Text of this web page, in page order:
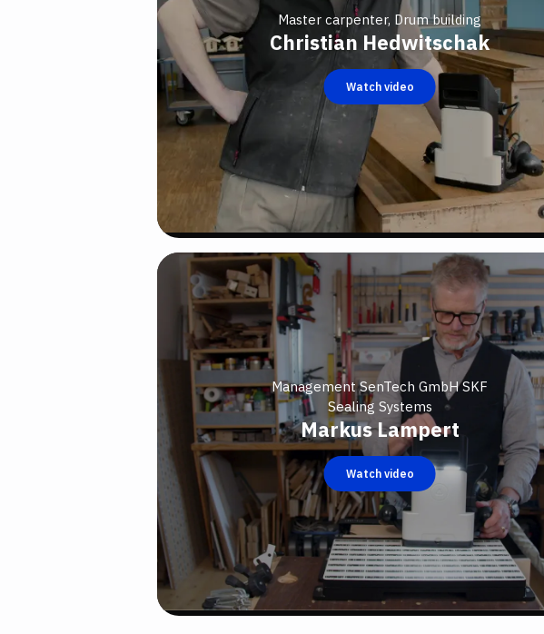
Management SenTech GmbH SKF
Sealing Systems
Markus Lampert
Watch video
Master carpenter, Drum building
Christian Hedwitschak
Watch video